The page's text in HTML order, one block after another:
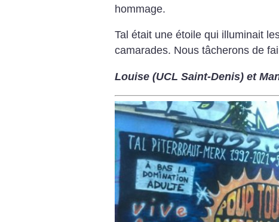
hommage.
Tal était une étoile qui illuminait
camarades. Nous tâcherons de
Louise (UCL Saint-Denis) et